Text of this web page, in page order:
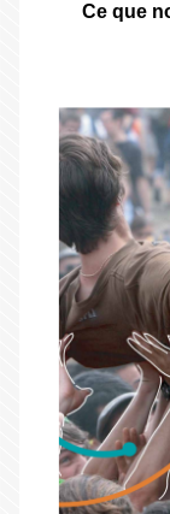
Ce que